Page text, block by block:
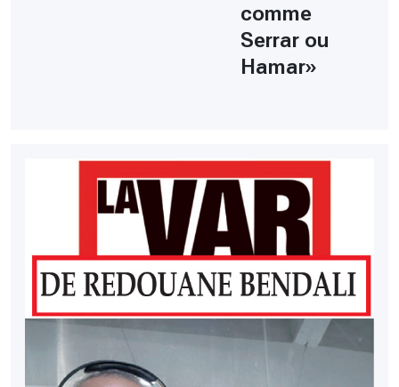
comme
Serrar ou
Hamar»